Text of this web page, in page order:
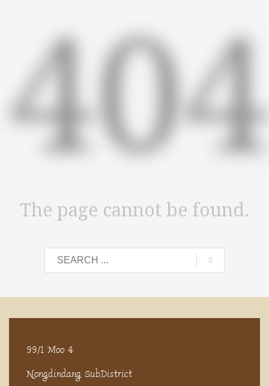
The page cannot be found.
99/1 Moo 4
Nongdindang SubDistrict